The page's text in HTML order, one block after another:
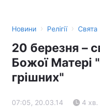
Новини › Релігії › Свята
20 березня –
Божої Матері
грішних"
07:05, 20.03.14 4 хв.